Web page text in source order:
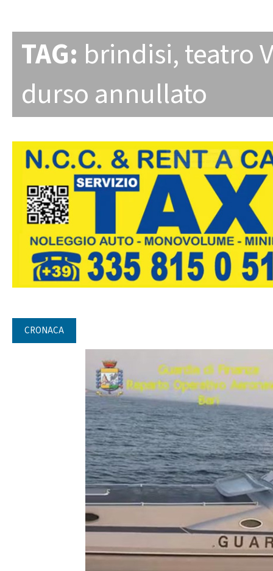
TAG: brindisi,teatro
durso annullato
CRONACA